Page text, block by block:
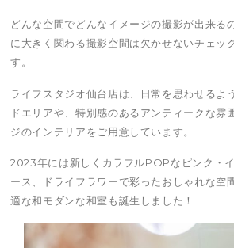
どんな空間でどんなイメージの撮影が出来る
に大きく関わる撮影空間は欠かせないチェッ
す。
ライフスタジオ仙台店は、日常を思わせるよ
ドエリアや、特別感のあるアンティークな雰
ジのインテリアをご用意しています。
2023年には新しくカラフルPOPなピンク・
ース、ドライフラワーで彩ったおしゃれな空
適な和モダンな和室も誕生しました！